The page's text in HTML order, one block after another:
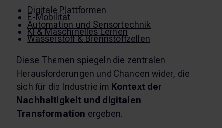
Digitale Plattformen
E-Mobilität
Automation und Sensortechnik
KI & Maschinelles Lernen
Wasserstoff & Brennstoffzellen
Diese Themen spiegeln die zentralen
Herausforderungen und Chancen wider, die
sich für die Industrie im Kontext der
Nachhaltigkeit und digitalen
Transformation ergeben.